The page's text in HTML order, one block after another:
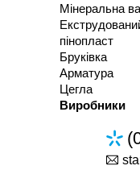
Мінеральна
пінопласт
Бруківка
Арматура
Цегла
Виробники